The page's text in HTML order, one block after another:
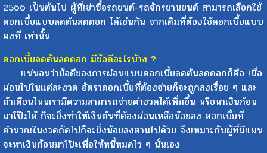
2566 เป็นต้นไป ผู้ที่เช่าซื้อรถยนต์-รถจักรยานยนต์ สามารถเลือกใช้
ดอกเบี้ยแบบลดต้นลดดอก ได้เช่นกัน จากเดิมที่ต้องใช้ดอกเบี้ยแบบ
คงที่ เท่านั้น
ดอกเบี้ยลดต้นลดดอก มีข้อดีอะไรบ้าง ?
แน่นอนว่าข้อดีของการผ่อนแบบดอกเบี้ยลดต้นลดดอกก็คือ เมื่อ
ผ่อนไปในแต่ละงวด อัตราดอกเบี้ยที่ต้องจ่ายก็จะถูกลงเรื่อย ๆ และ
ถ้าเดือนไหนเรามีความสามารถจ่ายค่างวดได้เพิ่มขึ้น หรือหาเงินก้อน
มาโป๊ะได้ ก็จะยิ่งทำให้เงินต้นที่ต้องผ่อนเหลือน้อยลง ดอกเบี้ยที่
คำนวณในงวดถัดไปก็จะยิ่งน้อยลงตามไปด้วย จึงเหมาะกับผู้ที่มีแผน
จะหาเงินก้อนมาโป๊ะเพื่อให้หนี้หมดไว ๆ นั่นเอง